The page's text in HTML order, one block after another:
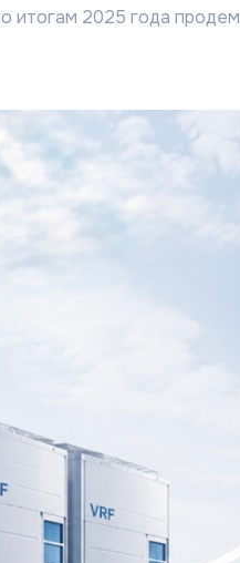
итогам 2025 года